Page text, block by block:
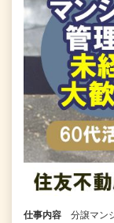
仕事内容 分譲マン